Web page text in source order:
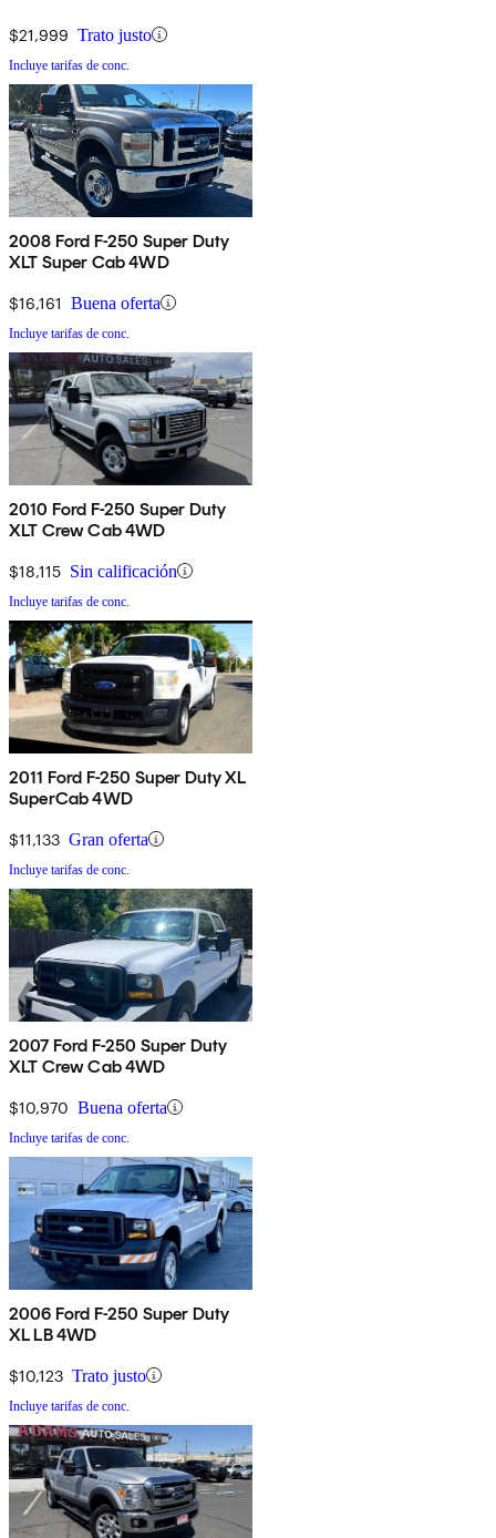
$21,999 Trato justo
Incluye tarifas de conc.
2008 Ford F-250 Super Duty
XLT Super Cab 4WD
$16,161 Buena oferta
Incluye tarifas de conc.
2010 Ford F-250 Super Duty
XLT Crew Cab 4WD
$18,115 Sin calificación
Incluye tarifas de conc.
2011 Ford F-250 Super Duty XL
SuperCab 4WD
$11,133 Gran oferta
Incluye tarifas de conc.
2007 Ford F-250 Super Duty
XLT Crew Cab 4WD
$10,970 Buena oferta
Incluye tarifas de conc.
2006 Ford F-250 Super Duty
XL LB 4WD
$10,123 Trato justo
Incluye tarifas de conc.